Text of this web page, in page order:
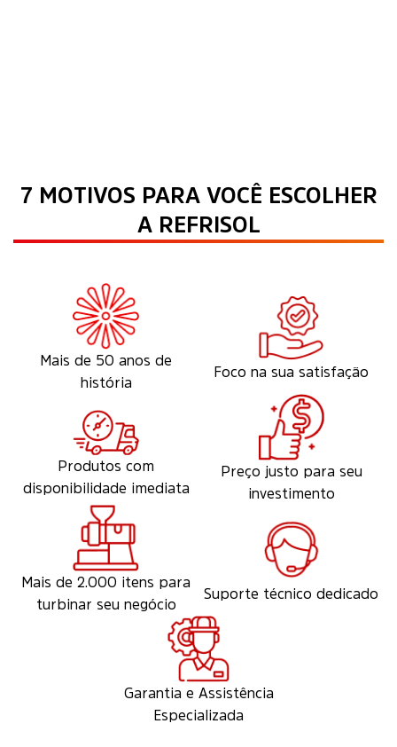
7 MOTIVOS PARA VOCÊ ESCOLHER
A REFRISOL
Mais de 50 anos de
história
Foco na sua satisfação
Produtos com
disponibilidade imediata
Preço justo para seu
investimento
Mais de 2.000 itens para
turbinar seu negócio
Suporte técnico dedicado
Garantia e Assistência
Especializada